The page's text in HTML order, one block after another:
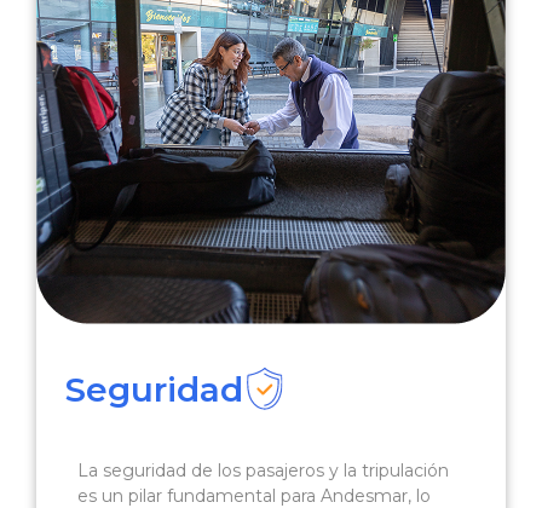
Seguridad
La seguridad de los pasajeros y la tripulación
es un pilar fundamental para Andesmar, lo